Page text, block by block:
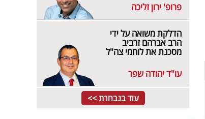
פרופ' ירון זליכה
הדלקת משואה על ידי
הרב אברהם זרביב
מסכנת את לוחמי צה"ל
עו"ד יהודה שפר
עוד בנבחרת >>